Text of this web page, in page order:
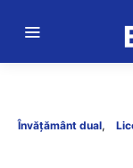
Învățământ dual